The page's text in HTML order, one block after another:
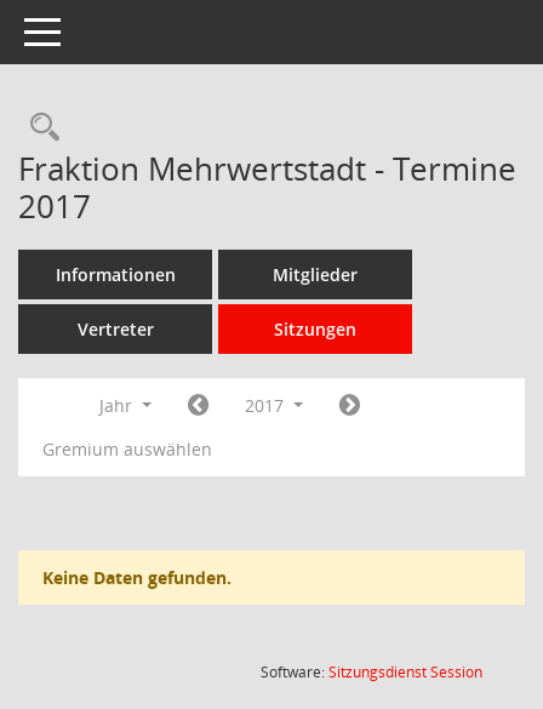
Toggle navigation
Rechercheauswahl
Fraktion Mehrwertstadt - Termine
2017
Informationen Mitglieder
Vertreter Sitzungen
Jahr
2017
Gremium auswählen
Keine Daten gefunden.
Software:SitzungsdienstSession(Wird in